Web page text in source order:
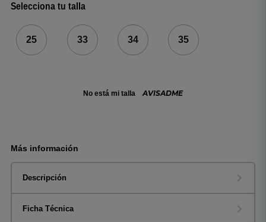
Selecciona tu talla
25 33 34 35
No está mi talla AVISADME
Más información
Descripción
Ficha Técnica